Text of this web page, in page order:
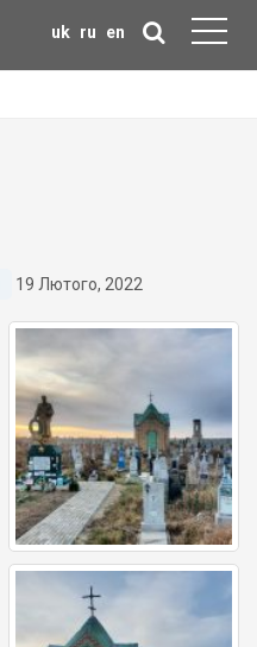
uk ru en
19 Лютого, 2022